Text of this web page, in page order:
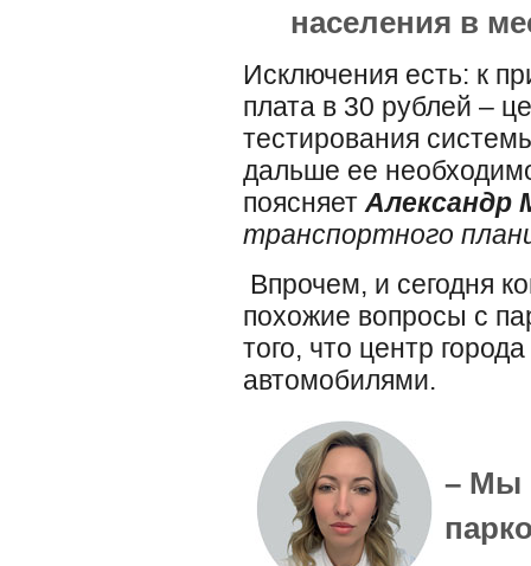
населения в
Исключения есть: к
плата в 30 рублей –
тестирования
дальше ее
поясняетАлександр
транспортного
Впрочем, и сегодня
похожие вопросы с
того, что центр
автомобилями.
– Мы